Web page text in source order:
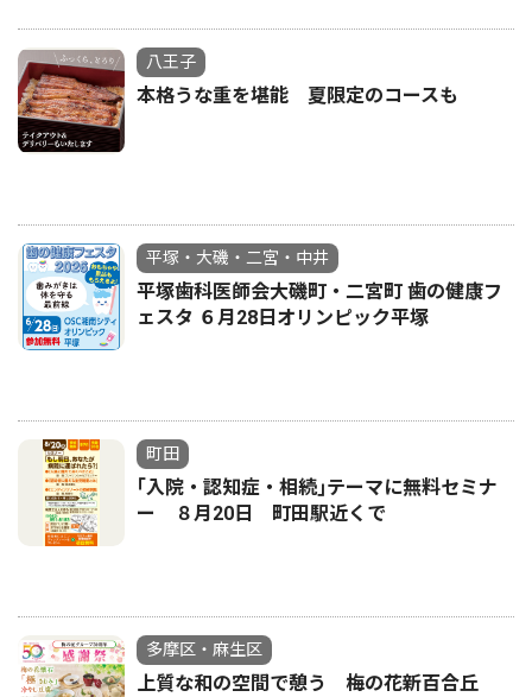
八王子
本格うな重を堪能 夏限定のコースも
平塚・大磯・二宮・中井
平塚歯科医師会大磯町・二宮町 歯の健康フ
ェスタ ６月28日オリンピック平塚
町田
｢入院・認知症・相続｣テーマに無料セミナ
ー ８月20日 町田駅近くで
多摩区・麻生区
上質な和の空間で憩う 梅の花新百合丘